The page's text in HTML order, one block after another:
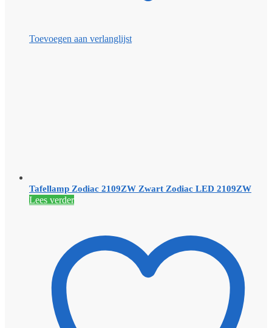
Toevoegen aan verlanglijst
Tafellamp Zodiac 2109ZW Zwart Zodiac LED 2109ZW
Lees verder